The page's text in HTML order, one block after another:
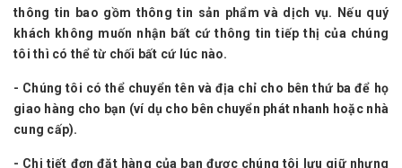
thông tin bao gồm thông tin sản phẩm và dịch vụ. Nếu quý
khách không muốn nhận bất cứ thông tin tiếp thị của chúng
tôi thì có thể từ chối bất cứ lúc nào.
- Chúng tôi có thể chuyển tên và địa chỉ cho bên thứ ba để họ
giao hàng cho bạn (ví dụ cho bên chuyển phát nhanh hoặc nhà
cung cấp).
- Chi tiết đơn đặt hàng của bạn được chúng tôi lưu giữ nhưng